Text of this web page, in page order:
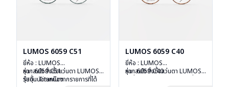
LUMOS 6059 C51
ยี่ห้อ : LUMOS
รุ่น : 6059 C51
วัสดุ : Titanium
หากสนใจสั่งชื้อแว่นตา LUMOS
รุ่นอื่นนอกเหนือจากรายการที่ได้
LUMOS 6059 C40
ยี่ห้อ : LUMOS
รุ่น : 6059 C40
หากสนใจสั่งชื้อแว่นตา LUMOS